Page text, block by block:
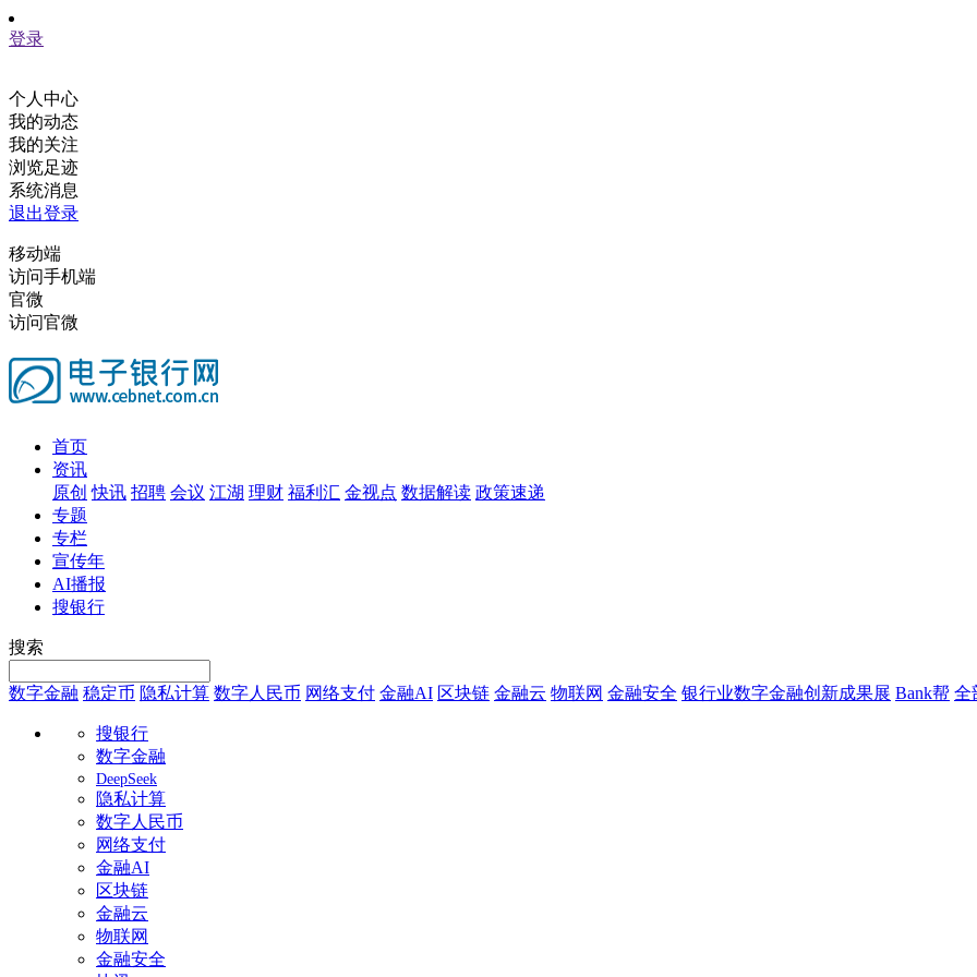
登录
个人中心
我的动态
我的关注
浏览足迹
系统消息
退出登录
移动端
访问手机端
官微
访问官微
首页
资讯
原创 快讯 招聘 会议 江湖 理财 福利汇 金视点 数据解读 政策速递
专题
专栏
宣传年
AI播报
搜银行
搜索
数字金融 稳定币 隐私计算 数字人民币 网络支付 金融AI 区块链 金融云 物联网 金融安全 银行业数字金融创新成果展 Bank帮 全
搜银行
数字金融
DeepSeek
隐私计算
数字人民币
网络支付
金融AI
区块链
金融云
物联网
金融安全